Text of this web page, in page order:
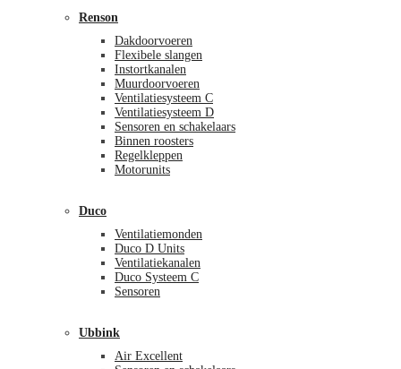
Renson
Dakdoorvoeren
Flexibele slangen
Instortkanalen
Muurdoorvoeren
Ventilatiesysteem C
Ventilatiesysteem D
Sensoren en schakelaars
Binnen roosters
Regelkleppen
Motorunits
Duco
Ventilatiemonden
Duco D Units
Ventilatiekanalen
Duco Systeem C
Sensoren
Ubbink
Air Excellent